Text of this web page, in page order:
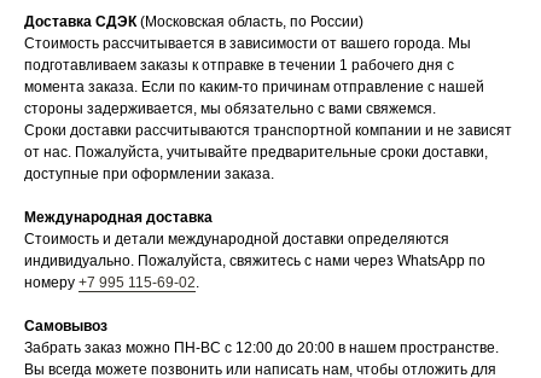
Доставка СДЭК(Московская область, по России)
Стоимость рассчитывается в зависимости от вашего города. Мы
подготавливаем заказы к отправке в течении 1 рабочего дня с
момента заказа. Если по каким-то причинам отправление с нашей
стороны задерживается, мы обязательно с вами свяжемся.
Сроки доставки рассчитываются транспортной компании и не зависят
от нас. Пожалуйста, учитывайте предварительные сроки доставки,
доступные при оформлении заказа.
Международная доставка
Стоимость и детали международной доставки определяются
индивидуально. Пожалуйста, свяжитесь с нами через WhatsApp по
номеру +7 995 115-69-02.
Самовывоз
Забрать заказ можно ПН-ВС с 12:00 до 20:00 в нашем пространстве.
Вы всегда можете позвонить или написать нам, чтобы отложить для